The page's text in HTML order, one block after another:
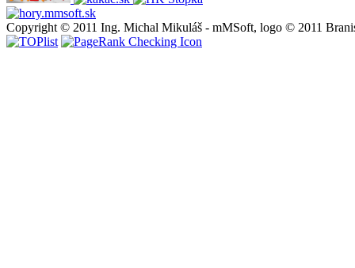
Copyright © 2011 Ing. Michal Mikuláš - mMSoft, logo © 2011